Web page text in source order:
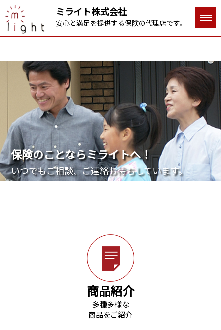
ミライト株式会社
安心と満足を提供する保険の代理店です。
保険のことならミライトへ！
いつでもご相談、ご連絡お待ちしています。
商品紹介
多種多様な
商品をご紹介